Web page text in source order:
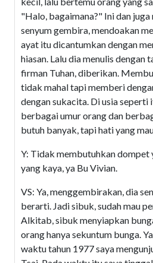
"Halo, bagaimana?" Ini dan
senyum gembira, mendoakan
ayat itu dicantumkan dengan
hiasan. Lalu dia menulis dengan
firman Tuhan, diberikan.
tidak mahal tapi memberi
dengan sukacita. Di usia seperti
berbagai umur orang dan
butuh banyak, tapi hati yang
Y: Tidak membutuhkan dompet
yang kaya, ya Bu Vivian.
VS: Ya, menggembirakan, dia
berarti. Jadi sibuk, sudah mau
Alkitab, sibuk menyiapkan
orang hanya sekuntum bunga.
waktu tahun 1977 saya